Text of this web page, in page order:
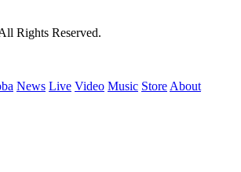
Rights Reserved.
News Live Video Music Store About